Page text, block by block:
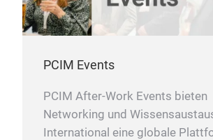
PCIM Events
PCIM After-Work Events bieten
Networking und
International eine globale